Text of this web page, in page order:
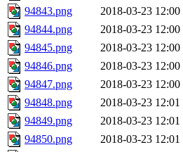
94843.png
2018-03-23 12:00
94844.png
2018-03-23 12:00
94845.png
2018-03-23 12:00
94846.png
2018-03-23 12:00
94847.png
2018-03-23 12:00
94848.png
2018-03-23 12:01
94849.png
2018-03-23 12:01
94850.png
2018-03-23 12:01